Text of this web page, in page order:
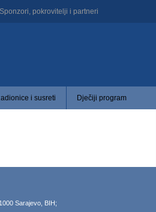
Sponzori, pokrovitelji i partneri
i susreti Dječiji program
Sarajevo, BIH;